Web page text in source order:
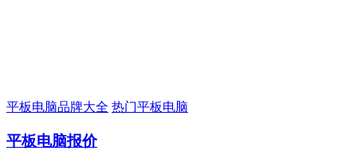
平板电脑品牌大全 热门平板电脑
平板电脑报价